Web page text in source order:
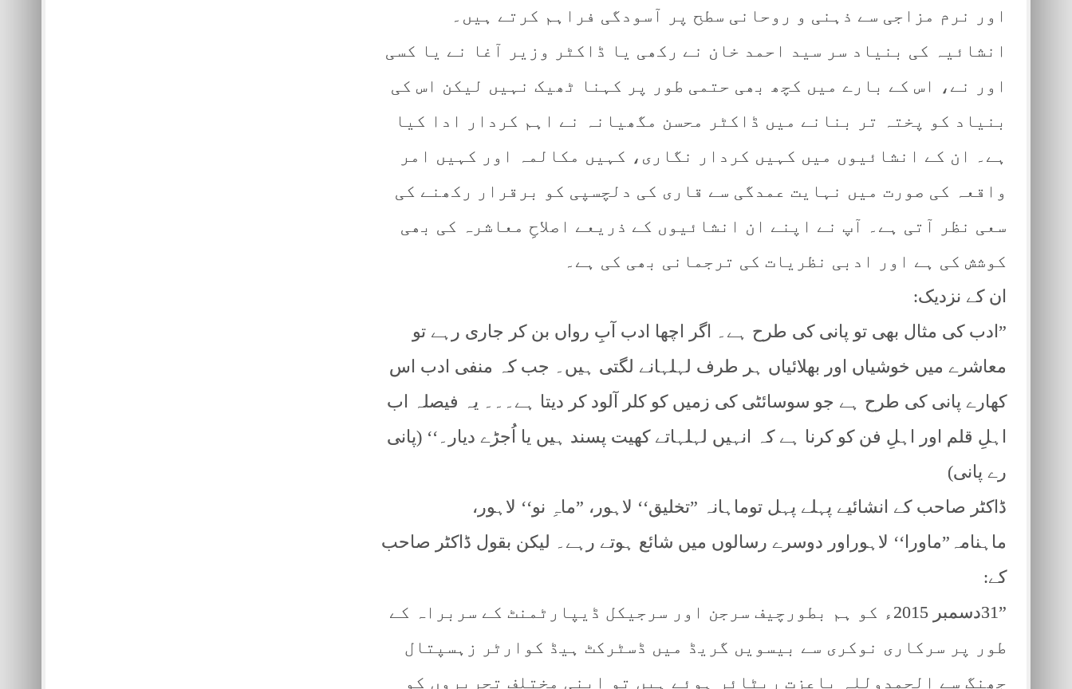
اور نرم مزاجی سے ذہنی و روحانی سطح پر آسودگی فراہم کرتے ہیں۔
انشائیہ کی بنیاد سر سید احمد خان نے رکھی یا ڈاکٹر وزیر آغا نے یا کسی
اور نے، اس کے بارے میں کچھ بھی حتمی طور پر کہنا ٹھیک نہیں لیکن اس کی
بنیاد کو پختہ تر بنانے میں ڈاکٹر محسن مگھیانہ نے اہم کردار ادا کیا
ہے۔ ان کے انشائیوں میں کہیں کردار نگاری، کہیں مکالمہ اور کہیں امر
واقعہ کی صورت میں نہایت عمدگی سے قاری کی دلچسپی کو برقرار رکھنے کی
سعی نظر آتی ہے۔ آپ نے اپنے ان انشائیوں کے ذریعے اصلاحِ معاشرہ کی بھی
کوشش کی ہے اور ادبی نظریات کی ترجمانی بھی کی ہے۔
ان کے نزدیک:
”ادب کی مثال بھی تو پانی کی طرح ہے۔ اگر اچھا ادب آبِ رواں بن کر جاری رہے تو
معاشرے میں خوشیاں اور بھلائیاں ہر طرف لہلہانے لگتی ہیں۔ جب کہ منفی ادب اس
کھارے پانی کی طرح ہے جو سوسائٹی کی زمیں کو کلر آلود کر دیتا ہے۔۔۔ یہ فیصلہ اب
اہلِ قلم اور اہلِ فن کو کرنا ہے کہ انہیں لہلہاتے کھیت پسند ہیں یا اُجڑے دیار۔‘‘ (پانی
رے پانی)
ڈاکٹر صاحب کے انشائیے پہلے پہل توماہانہ ”تخلیق‘‘ لاہور، ”ماہِ نو‘‘ لاہور،
ماہنامہ”ماورا‘‘ لاہوراور دوسرے رسالوں میں شائع ہوتے رہے۔ لیکن بقول ڈاکٹر صاحب
کے:
”31دسمبر 2015ء کو ہم بطورچیف سرجن اور سرجیکل ڈیپارٹمنٹ کے سربراہ کے
طور پر سرکاری نوکری سے بیسویں گریڈ میں ڈسٹرکٹ ہیڈ کوارٹر زہسپتال
جھنگ سے الحمدوللہ باعزت ریٹائر ہوئے ہیں تو اپنی مختلف تحریروں کو